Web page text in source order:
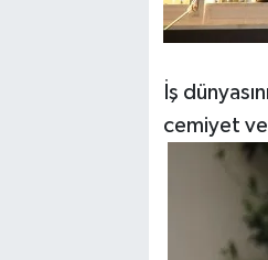
İş
cemiyet ve